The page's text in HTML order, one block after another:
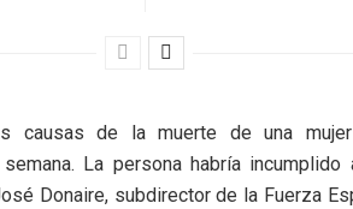
causas de la muerte de una
La persona habría incumplido
Donaire, subdirector de la Fuerza